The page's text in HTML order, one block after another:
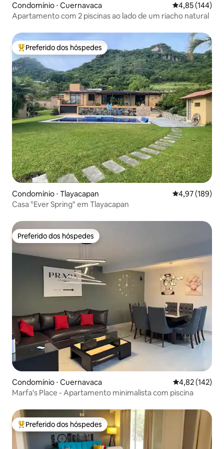
Condomínio ⋅ Cuernavaca 4,85 de uma
4,85 (144)
Apartamento com 2 piscinas ao lado de um riacho natural
Entre os melhores preferidos dos hóspedes
Preferido dos hóspedes
Condomínio ⋅ Tlayacapan 4,97 de uma
4,97 (189)
Casa "Ever Spring" em Tlayacapan
Preferido dos hóspedes
Preferido dos hóspedes
Condomínio ⋅ Cuernavaca 4,82 de uma
4,82 (142)
Marfa's Place - Apartamento minimalista com piscina
Entre os melhores preferidos dos hóspedes
Preferido dos hóspedes